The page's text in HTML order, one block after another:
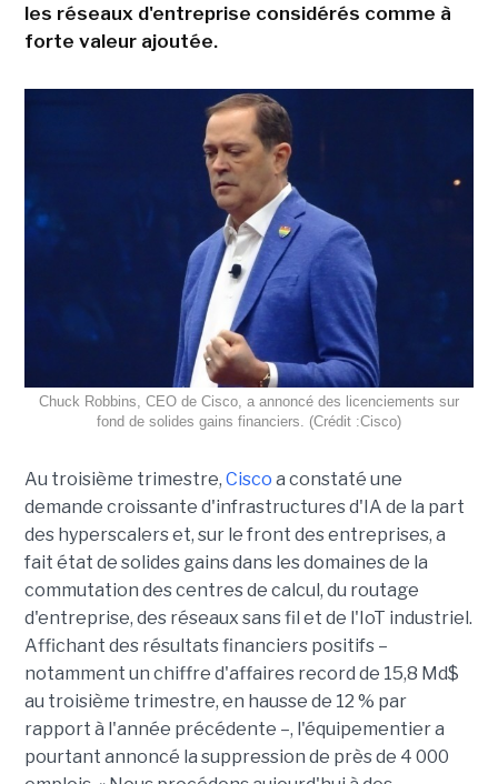
les réseaux d'entreprise considérés comme à
forte valeur ajoutée.
Chuck Robbins, CEO de Cisco, a annoncé des licenciements sur
fond de solides gains financiers. (Crédit :Cisco)
Au troisième trimestre, Cisco a constaté une
demande croissante d'infrastructures d'IA de la part
des hyperscalers et, sur le front des entreprises, a
fait état de solides gains dans les domaines de la
commutation des centres de calcul, du routage
d'entreprise, des réseaux sans fil et de l'IoT industriel.
Affichant des résultats financiers positifs –
notamment un chiffre d'affaires record de 15,8 Md$
au troisième trimestre, en hausse de 12 % par
rapport à l'année précédente –, l'équipementier a
pourtant annoncé la suppression de près de 4 000